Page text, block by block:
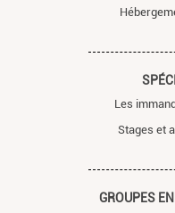
Les
Stages et
GROUPES